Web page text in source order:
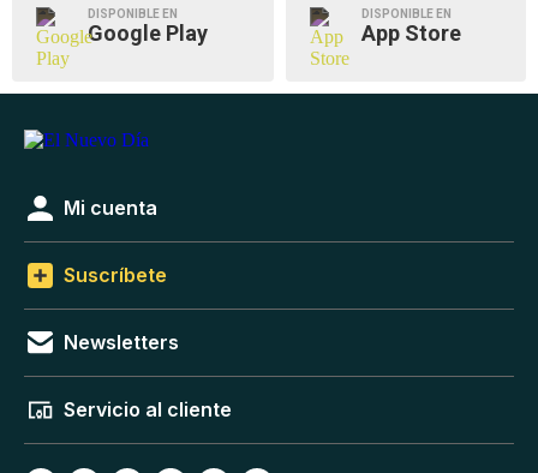
DISPONIBLE EN
Google Play
DISPONIBLE EN
App Store
Mi cuenta
Suscríbete
Newsletters
Servicio al cliente